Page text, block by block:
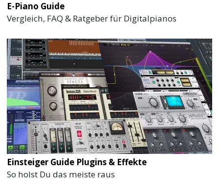
E-Piano Guide
Vergleich, FAQ & Ratgeber für Digitalpianos
Einsteiger Guide Plugins & Effekte
So holst Du das meiste raus